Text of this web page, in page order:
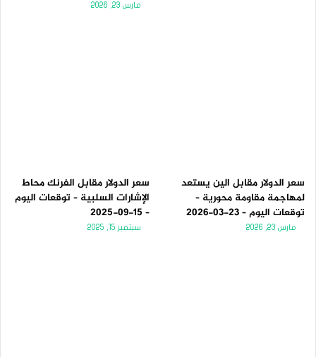
مارس 23, 2026
سعر الدولار مقابل الين يستعد
لمهاجمة مقاومة محورية –
توقعات اليوم – 23-03-2026
مارس 23, 2026
سعر الدولار مقابل الفرنك محاط
الإشارات السلبية – توقعات اليوم
– 15-09-2025
سبتمبر 15, 2025